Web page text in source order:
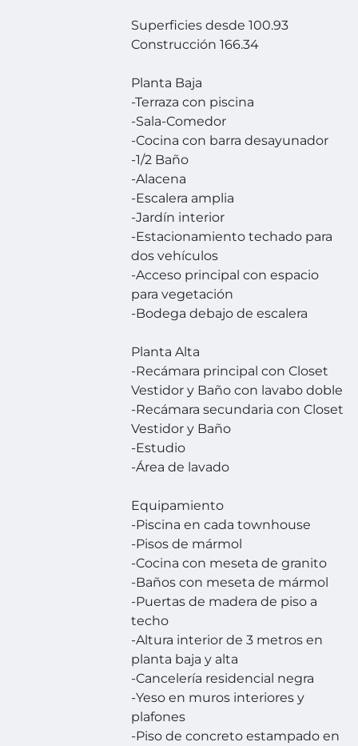
Superficies desde 100.93
Construcción 166.34
Planta Baja
-Terraza con piscina
-Sala-Comedor
-Cocina con barra desayunador
-1/2 Baño
-Alacena
-Escalera amplia
-Jardín interior
-Estacionamiento techado para
dos vehículos
-Acceso principal con espacio
para vegetación
-Bodega debajo de escalera
Planta Alta
-Recámara principal con Closet
Vestidor y Baño con lavabo doble
-Recámara secundaria con Closet
Vestidor y Baño
-Estudio
-Área de lavado
Equipamiento
-Piscina en cada townhouse
-Pisos de mármol
-Cocina con meseta de granito
-Baños con meseta de mármol
-Puertas de madera de piso a
techo
-Altura interior de 3 metros en
planta baja y alta
-Cancelería residencial negra
-Yeso en muros interiores y
plafones
-Piso de concreto estampado en